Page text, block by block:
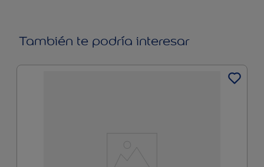
También te podría interesar